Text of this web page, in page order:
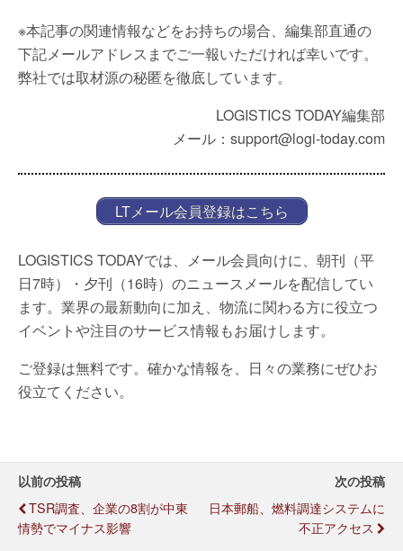
※本記事の関連情報などをお持ちの場合、編集部直通の
下記メールアドレスまでご一報いただければ幸いです。
弊社では取材源の秘匿を徹底しています。
LOGISTICS TODAY編集部
メール：support@logi-today.com
LTメール会員登録はこちら
LOGISTICS TODAYでは、メール会員向けに、朝刊（平
日7時）・夕刊（16時）のニュースメールを配信してい
ます。業界の最新動向に加え、物流に関わる方に役立つ
イベントや注目のサービス情報もお届けします。
ご登録は無料です。確かな情報を、日々の業務にぜひお
役立てください。
以前の投稿
TSR調査、企業の8割が中東
情勢でマイナス影響
次の投稿
日本郵船、燃料調達システムに
不正アクセス